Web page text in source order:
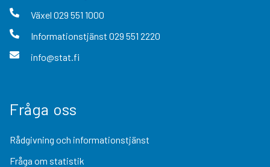
Växel 029 551 1000
Informationstjänst 029 551 2220
info@stat.fi
Fråga oss
Rådgivning och informationstjänst
Fråga om statistik